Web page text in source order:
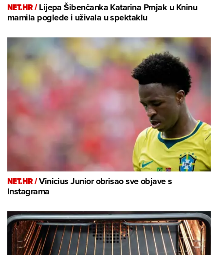
NET.HR /Lijepa Šibenčanka Katarina Prnjak u Kninu
mamila poglede i uživala u spektaklu
NET.HR /Vinicius Junior obrisao sve objave s
Instagrama